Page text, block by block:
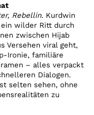
Rebellin. Kurdwin
wilder Ritt durch
zwischen Hijab
Versehen viral geht,
Ironie, familiäre
– alles verpackt
Dialogen.
selten sehen, ohne
zu